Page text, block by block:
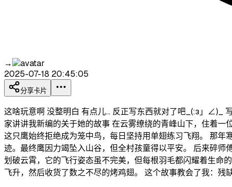
→
2025-07-18 20:45:05
分享卡片
这啥玩意啊 没整明白 有点儿… 反正写东西就对了吧_(:з」∠)_
家讲讲我新编的关于她的故事 在云雾缭绕的青峰山下，住着
这只鹰始终拒绝成为笼中鸟，每日坚持用单翅练习飞翔。 那
迹。最终鹰因力竭坠入山谷，但全村孩童得以平安。 后来碎
划破云霄，它的飞行姿态虽不完美，但每根羽毛都闪耀着生命
飞升，然后收货了数之不尽的烤鸡翅。 这个故事教会了我：